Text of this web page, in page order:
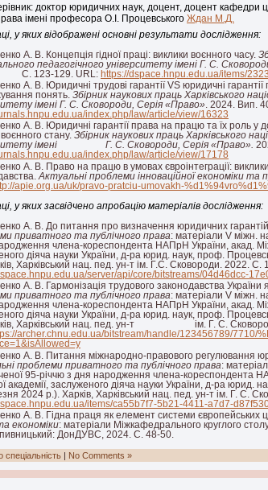
доктор юридичних наук, доцент, доцент кафедри
імені професора О.І. Процевського Ждан М.Д.
у яких відображені основні результати дослідження:
А. В. Концепція гідної праці: виклики воєнного часу.
педагогічного університету імені Г. С.
129. URL: https://dspace.hnpu.edu.ua/items/
А. В. Юридичні трудові гарантії VS юридичні
понять. Збірник наукових праць Харківського
імені Г. С. Сковороди, Серія «Право». 2024. Вип.
index.php/law/article/view/16323
А. В. Юридичні гарантії права на працю та їх роль у
стану. Збірник наукових праць Харківського
імені Г. С. Сковороди, Серія «Право».
index.php/law/article/view/17178
А. В. Право на працю в умовах євроінтеграції:
Актуальні проблеми інноваційної економіки та
apie.org.ua/uk/pravo-pratciu-umovakh-
у яких засвідчено апробацію матеріалів дослідження:
А. В. До питання про визначення юридичних
приватного та публічного права: матеріали V міжн.
члена-кореспондента НАПрН України, акад.
діяча науки України, д-ра юрид. наук, проф.
Харківський нац. пед. ун-т ім. Г.С. Сковороди. 2022. С.
server/api/core/bitstreams/04d46dcc-
А. В. Гармонізація трудового законодавства України
приватного та публічного права: матеріали V міжн.
члена-кореспондента НАПрН України, акад.
діяча науки України, д-ра юрид. наук, проф.
Харківський нац. пед. ун-т ім. Г. С.
archer.chnu.edu.ua/bitstream/handle/123456789/
А. В. Питання міжнародно-правового регулювання
проблеми приватного та публічного права:
95-річчю з дня народження члена-кореспондента
академії, заслуженого діяча науки України, д-ра юрид.
2024 р.). Харків, Харківський нац. пед. ун-т ім. Г. С.
items/ca55b7f7-5b21-4411-a7d7-
А. В. Гідна праця як елемент системи європейських
економіки: матеріали Міжкафедрального круглого
ДонДУВС, 2024. С. 48-50.
спеціальність | No Comments »